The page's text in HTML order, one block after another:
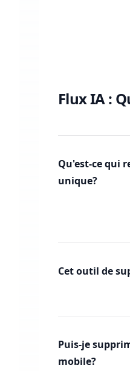
Flux IA :
Qu'est-ce qui
unique?
Cet outil de
Puis-je
mobile?